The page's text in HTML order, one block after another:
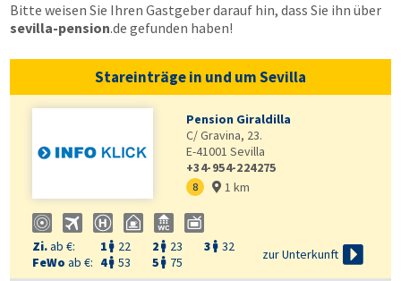
Bitte weisen Sie Ihren Gastgeber darauf hin, dass Sie ihn über
sevilla-pension.de gefunden haben!
Stareinträge in und um Sevilla
Pension Giraldilla
C/ Gravina, 23.
E-41001 Sevilla
+34-954-224275
8  1 km
Zi.ab €: 1  22 2  23 3  32
FeWo ab €: 4 53 5  75
zur Unterkunft 